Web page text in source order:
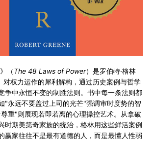
（The 48 Laws of Power）是罗伯特·格林
对权力运作的犀利解构，通过历史案例与哲学
争中永恒不变的制胜法则。书中每一条法则都
"永远不要盖过上司的光芒"强调审时度势的智
重"则展现若即若离的心理操控艺术。从拿破
时期美第奇家族的统治，格林用这些鲜活案例
赢家往往不是最有道德的人，而是最懂人性弱